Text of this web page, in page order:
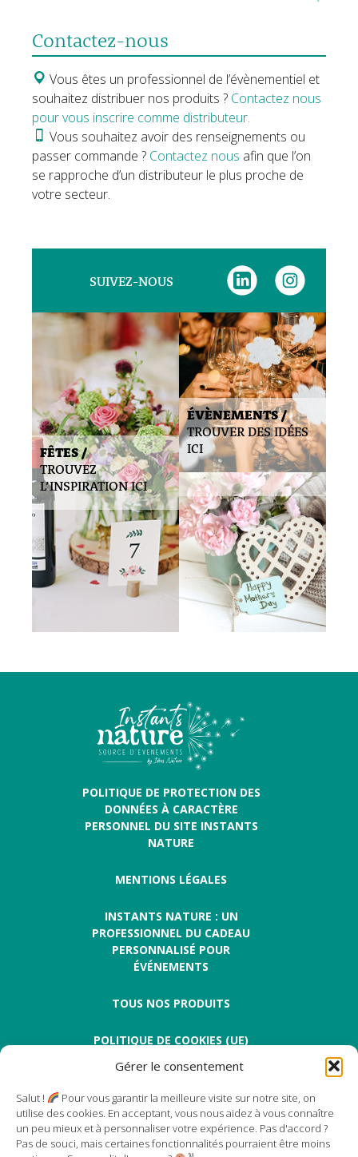
Gérer le consentement
Salut !
Pour vous garantir la meilleure visite sur notre site, on
utilise des cookies. En acceptant, vous nous aidez à vous connaître
un peu mieux et à personnaliser votre expérience. Pas d'accord ?
Pas de souci, mais certaines fonctionnalités pourraient être moins
SUIVEZ-NOUS
ÉVÈNEMENTS /
TROUVER DES IDÉES
ICI
FÊTES /
TROUVEZ
L’INSPIRATION ICI
Contactez-nous
Vous êtes un professionnel de l’évènementiel et
souhaitez distribuer nos produits ? Contactez nous
pour vous inscrire comme distributeur.
Vous souhaitez avoir des renseignements ou
passer commande ? Contactez nous afin que l’on
se rapproche d’un distributeur le plus proche de
votre secteur.
POLITIQUE DE PROTECTION DES
DONNÉES À CARACTÈRE
PERSONNEL DU SITE INSTANTS
NATURE
MENTIONS LÉGALES
INSTANTS NATURE : UN
PROFESSIONNEL DU CADEAU
PERSONNALISÉ POUR
ÉVÉNEMENTS
TOUS NOS PRODUITS
POLITIQUE DE COOKIES (UE)
Instants Nature